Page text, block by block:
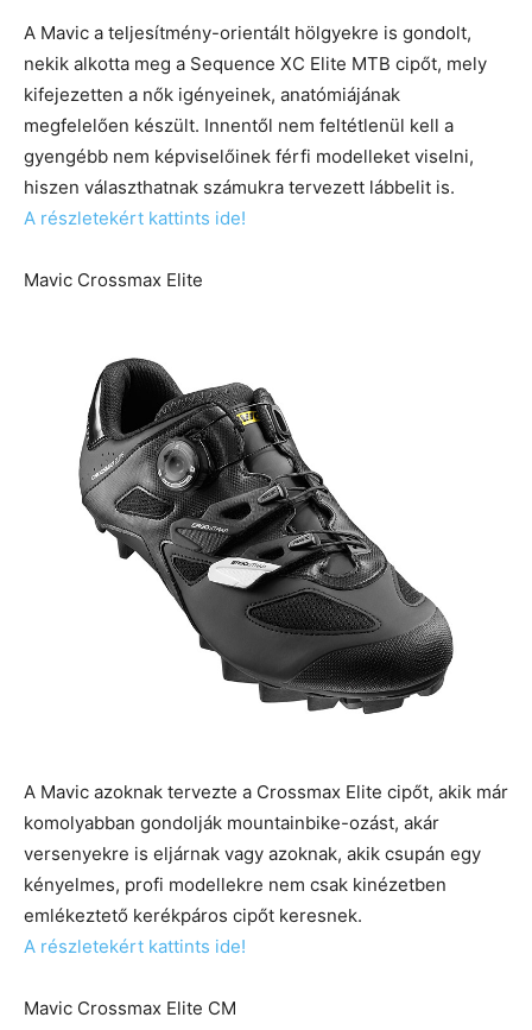
A Mavic a teljesítmény-orientált hölgyekre is gondolt,
nekik alkotta meg a Sequence XC Elite MTB cipőt, mely
kifejezetten a nők igényeinek, anatómiájának
megfelelően készült. Innentől nem feltétlenül kell a
gyengébb nem képviselőinek férfi modelleket viselni,
hiszen választhatnak számukra tervezett lábbelit is.
A részletekért kattints ide!
Mavic Crossmax Elite
A Mavic azoknak tervezte a Crossmax Elite cipőt, akik már
komolyabban gondolják mountainbike-ozást, akár
versenyekre is eljárnak vagy azoknak, akik csupán egy
kényelmes, profi modellekre nem csak kinézetben
emlékeztető kerékpáros cipőt keresnek.
A részletekért kattints ide!
Mavic Crossmax Elite CM